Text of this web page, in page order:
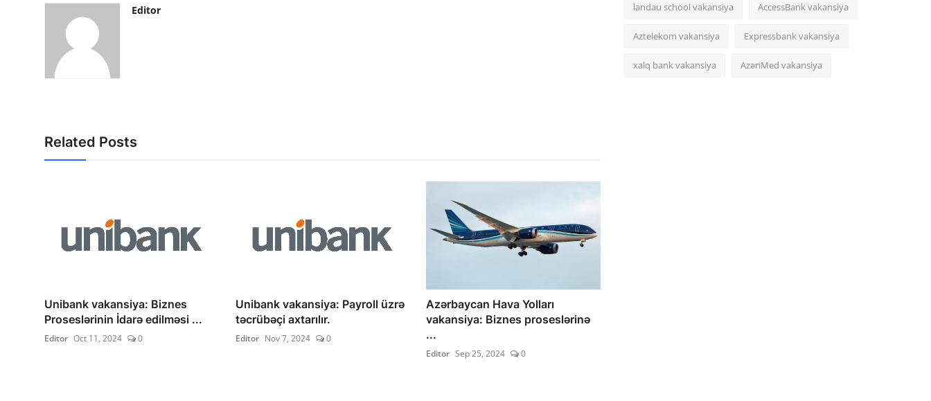
Editor
Related Posts
Unibank vakansiya: Biznes
Proseslərinin İdarə edilməsi ...
Editor Oct 11, 2024 0
Unibank vakansiya: Payroll üzrə
təcrübəçi axtarılır.
Editor Nov 7, 2024 0
Azərbaycan Hava Yolları
vakansiya: Biznes proseslərinə
...
Editor Sep 25, 2024 0
landau school vakansiya AccessBank vakansiya
Aztelekom vakansiya Expressbank vakansiya
xalq bank vakansiya AzəriMed vakansiya